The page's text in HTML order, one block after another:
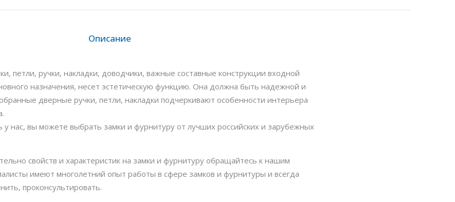
Описание
петли, ручки, накладки, доводчики, важные составные конструкции входной
назначения, несет эстетическую функцию. Она должна быть надежной и
дверные ручки, петли, накладки подчеркивают особенности интерьера
у нас, вы можете выбрать замки и фурнитуру от лучших российских и зарубежных
свойств и характеристик на замки и фурнитуру обращайтесь к нашим
имеют многолетний опыт работы в сфере замков и фурнитуры и всегда
проконсультировать.